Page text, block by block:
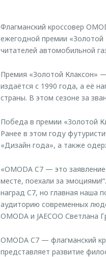
Флагманский кроссовер
ежегодной премии «Золотой
читателей автомобильной
Премия «Золотой Клаксон» —
издаётся с 1990 года, а её
страны. В этом сезоне за
Победа в премии «Золотой
Ранее в этом году
«Дизайн года», а также
«OMODA C7 — это
месте, поехали за
наград C7, но главная наша
аудиторию современных
OMODA и JAECOO Светлана
OMODA C7 — флагманский
представляет развитие